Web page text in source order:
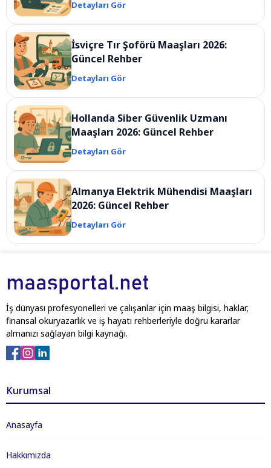
Detayları Gör
İsviçre Tır Şoförü Maaşları 2026:
Güncel Rehber
Detayları Gör
Hollanda Siber Güvenlik Uzmanı
Maaşları 2026: Güncel Rehber
Detayları Gör
Almanya Elektrik Mühendisi Maaşları
2026: Güncel Rehber
Detayları Gör
İş dünyası profesyonelleri ve çalışanlar için maaş bilgisi, haklar,
finansal okuryazarlık ve iş hayatı rehberleriyle doğru kararlar
almanızı sağlayan bilgi kaynağı.
Kurumsal
Anasayfa
Hakkımızda